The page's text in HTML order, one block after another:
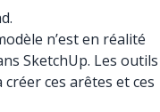
n’est en réalité
SketchUp. Les outils
ces arêtes et ces